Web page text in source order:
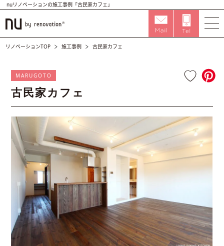
nuリノベーションの施工事例「古民家カフェ」
リノベーションTOP 施工事例 古民家カフェ
MARUGOTO
古民家カフェ